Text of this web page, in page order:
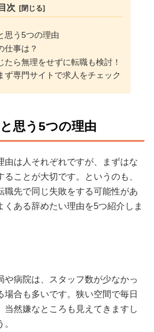
目次
思う5つの理由
仕事は？
たら無理をせずに転職も検討！
ず専門サイトで求人をチェック
思う5つの理由
由は人それぞれですが、まずはな
ことが大切です。というのも、
職先で同じ失敗をする可能性があ
くある辞めたい理由を5つ紹介しま
や病院は、スタッフ数が少なかっ
場合も多いです。狭い空間で毎日
当然嫌なところも見えてきますし